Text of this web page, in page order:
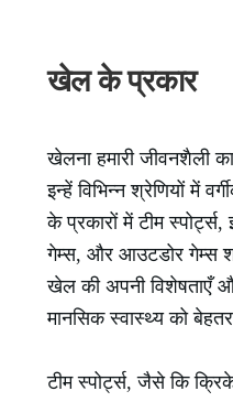
खेल के प्रकार
खेलना हमारी जीवनशैली
इन्हें विभिन्न श्रेणियों में
के प्रकारों में टीम
गेम्स, और आउटडोर गेम्स
खेल की अपनी विशेषताएँ
मानसिक स्वास्थ्य को
टीम स्पोर्ट्स, जैसे कि